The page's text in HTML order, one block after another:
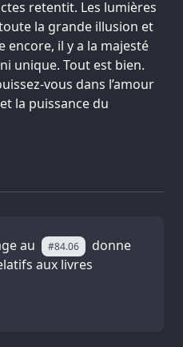
retentit. Les lumières
la grande illusion et
encore, il y a la majesté
unique. Tout est bien.
vous dans l’amour
la puissance du
au #84.06
donne
aux livres